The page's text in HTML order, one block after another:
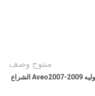
منتوج وصف
الهواء حقيبة ساعة الربيع كابل لفائف شيفروليه Aveo2007-2009 الشراع